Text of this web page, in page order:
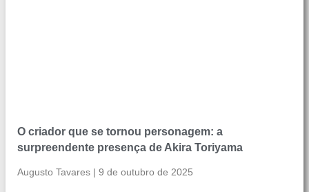
O criador que se tornou personagem: a
surpreendente presença de Akira Toriyama
Augusto Tavares 9 de outubro de 2025